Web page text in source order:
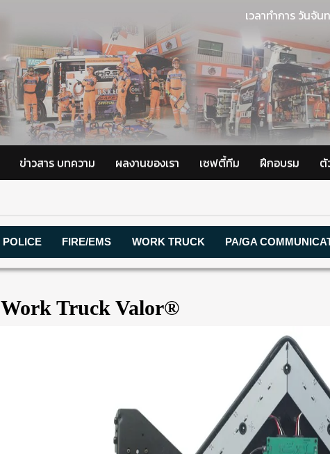
ข่าวสาร บทความ ผลงานของเรา เซฟตี้ทีม ฝึกอบรม ตั
เวลาทำการ วันจั
POLICE FIRE/EMS WORK TRUCK PA/GA
Work Truck Valor®